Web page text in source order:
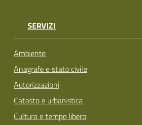
SERVIZI
Ambiente
Anagrafe e stato civile
Autorizzazioni
Catasto e urbanistica
Cultura e tempo libero